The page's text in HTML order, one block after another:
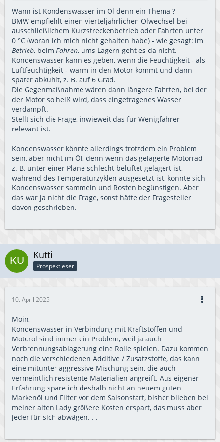
Wann ist Kondenswasser im Öl denn ein Thema ?
BMW empfiehlt einen vierteljährlichen Ölwechsel bei
ausschließlichem Kurzstreckenbetrieb oder Fahrten unter
0 °C (woran ich mich nicht gehalten habe) - wie gesagt: im
Betrieb, beim Fahren, ums Lagern geht es da nicht.
Kondenswasser kann es geben, wenn die Feuchtigkeit - als
Luftfeuchtigkeit - warm in den Motor kommt und dann
später abkühlt, z. B. auf 6 Grad.
Die Gegenmaßnahme wären dann längere Fahrten, bei der
der Motor so heiß wird, dass eingetragenes Wasser
verdampft.
Stellt sich die Frage, inwieweit das für Wenigfahrer
relevant ist.
Kondenswasser könnte allerdings trotzdem ein Problem
sein, aber nicht im Öl, denn wenn das gelagerte Motorrad
z. B. unter einer Plane schlecht belüftet gelagert ist,
während des Temperaturzyklen ausgesetzt ist, könnte sich
Kondenswasser sammeln und Rosten begünstigen. Aber
das war ja nicht die Frage, sonst hätte der Fragesteller
davon geschrieben.
Kutti
Prospektleser
10. April 2025
Moin,
Kondenswasser in Verbindung mit Kraftstoffen und
Motoröl sind immer ein Problem, weil ja auch
Verbrennungsablagerung eine Rolle spielen. Dazu kommen
noch die verschiedenen Additive / Zusatzstoffe, das kann
eine mitunter aggressive Mischung sein, die auch
vermeintlich resistente Materialien angreift. Aus eigener
Erfahrung spare ich deshalb nicht an neuem guten
Markenöl und Filter vor dem Saisonstart, bisher blieben bei
meiner alten Lady größere Kosten erspart, das muss aber
jeder für sich abwägen. . .